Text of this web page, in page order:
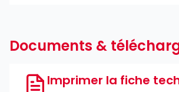
Documents &
Imprimer la fiche